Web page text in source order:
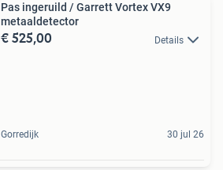
Pas ingeruild / Garrett Vortex VX9
metaaldetector
€ 525,00 Details
Gorredijk 30 jul 26